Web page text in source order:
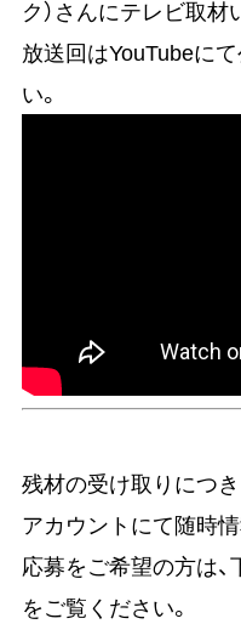
ク）さんにテレビ取材
放送回はYouTubeに
い。
残材の受け取りにつ
アカウントにて随時
応募をご希望の方は
をご覧ください。